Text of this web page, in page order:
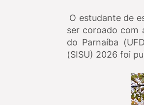
O estudante de
ser coroado com
do Parnaíba
(SISU) 2026 foi